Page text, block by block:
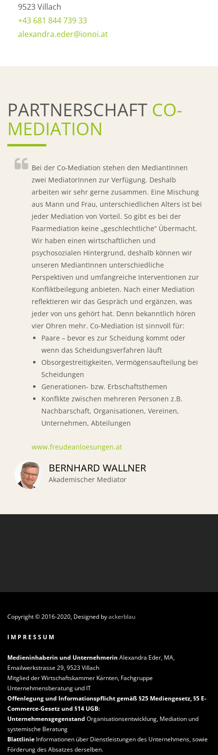
9523 Villach
+43 681 844 739 33
alexandra.eder@ionoi.at
PARTNERSCHAFT CO-
MEDIATION
Bei der Co-Mediation stehen den MediantInnen
zwei MediatorInnen zur Verfügung. Deshalb
arbeiten wir sehr gerne zusammen. Eine Mischung
aus Mann und Frau, unterschiedlichen Alters ist bei
jeder Mediation von Vorteil. So gibt es bei der
Paarmediation keine „geschlechtliche“ Übermacht.
Wir haben einen wirtschaftlichen und
psychosozialen Hintergrund, deshalb können wir
unseren MediantInnen unterschiedliche
Perspektiven und umfangreiche Interventionen zur
Konfliktbeilegung anbieten. Nach einer Mediation
reflektieren wir das Gespräch und ergänzen, was
jeder von uns gehört hat. Denn bekanntlich hören
vier Ohren mehr. Co-Mediation ist sinnvoll für:
Paare – bevor es zur Scheidung kommt oder
wenn das Scheidungsverfahren läuft
Obsorgestreitigkeiten, Vermögensaufteilung bei
Scheidungen
Generationen- bzw. Erbschaftsthemen
Konflikte zwischen mehreren Personen z.B.
Nachbarschaft, Organisationen, Vereinen,
Unternehmen, Abteilungen
www.freudeanloesungen.at
BERNHARD WALLNER
Akademischer Mediator
Copyright © 2016-2020, Designed byackerblau
I M P R E S S U M
Medieninhaberin und Unternehmerin Alexandra Eder, MA,
Emailwerkstrasse 29, 9523 Villach
Mitglied der Wirtschaftskammer Kärnten, Fachgruppe
Unternehmensberatung und IT
Offenlegung und Informationspflicht gemäß §25 Mediengesetz, §5 E-
Commerce-Gesetz und §14 UGB:
Unternehmensgegenstand Organisationsentwicklung, Mediation und
systemische Beratung
Blattlinie Informationen über Dienstleistungen des Unternehmens, sowie
Förderung des Absatzes derselben.